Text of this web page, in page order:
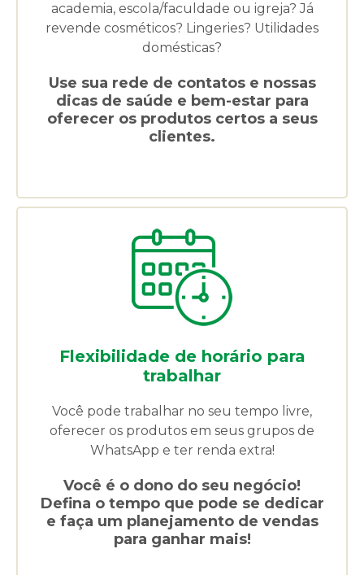
academia, escola/faculdade ou igreja? Já
revende cosméticos? Lingeries? Utilidades
domésticas?
Use sua rede de contatos e nossas
dicas de saúde e bem-estar para
oferecer os produtos certos a seus
clientes.
Flexibilidade de horário para
trabalhar
Você pode trabalhar no seu tempo livre,
oferecer os produtos em seus grupos de
WhatsApp e ter renda extra!
Você é o dono do seu negócio!
Defina o tempo que pode se dedicar
e faça um planejamento de vendas
para ganhar mais!